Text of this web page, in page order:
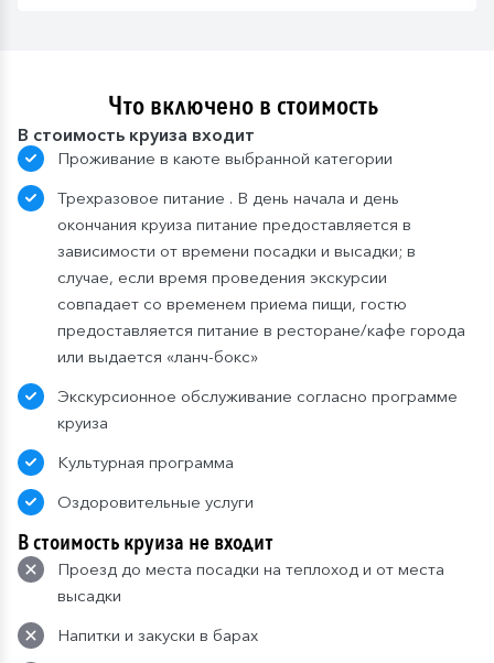
Что включено в стоимость
В стоимость круиза входит
Проживание в каюте выбранной категории
Трехразовое питание . В день начала и день
окончания круиза питание предоставляется в
зависимости от времени посадки и высадки; в
случае, если время проведения экскурсии
совпадает со временем приема пищи, гостю
предоставляется питание в ресторане/кафе города
или выдается «ланч-бокс»
Экскурсионное обслуживание согласно программе
круиза
Культурная программа
Оздоровительные услуги
В стоимость круиза не входит
Проезд до места посадки на теплоход и от места
высадки
Напитки и закуски в барах